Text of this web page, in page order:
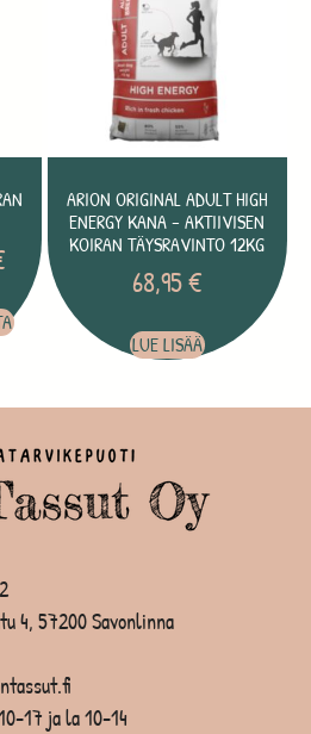
ARION ORIGINAL ADULT HIGH
ENERGY KANA – AKTIIVISEN
KOIRAN TÄYSRAVINTO 12KG
68,95€
LUE LISÄÄ
4, 57200 Savonlinna
17 ja la 10-14